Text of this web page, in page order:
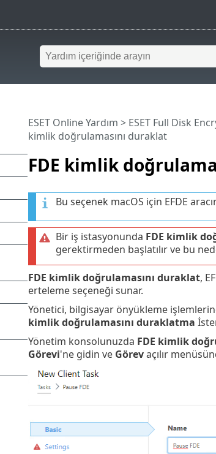
FDE kimlik
ESET Online Yardım > ESET Full Disk
kimlik doğrulamasını duraklat
Bu seçenek macOS için EFDE
Bir iş istasyonunda FDE kimlik
gerektirmeden başlatılır ve bu
FDE kimlik doğrulamasını duraklat,
erteleme seçeneği sunar.
Yönetici, bilgisayar önyükleme
kimlik doğrulamasını duraklatma
Yönetim konsolunuzda FDE kimlik
Görevi'ne gidin ve Görevaçılır